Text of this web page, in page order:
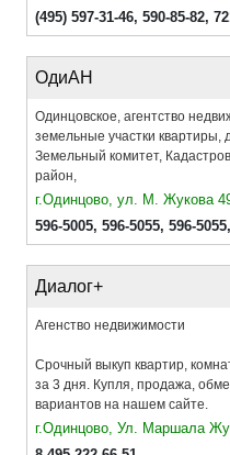
(495) 597-31-46, 590-85-82,
ОдиАН
Одинцовское, агентство
земельные участки
Земельный комитет,
район,
г.Одинцово, ул. М. Жукова
596-5005, 596-5055, 596-5055,
Диалог+
Агенство недвижимости
Срочный выкуп квартир,
за 3 дня. Купля, продажа,
вариантов на нашем сайте.
г.Одинцово, Ул. Маршала